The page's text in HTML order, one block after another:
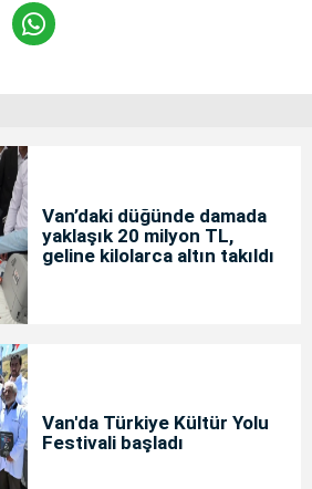
Van’daki düğünde damada
yaklaşık 20 milyon TL,
geline kilolarca altın takıldı
Van'da Türkiye Kültür Yolu
Festivali başladı